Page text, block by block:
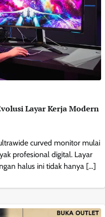
Layar Kerja Modern
curved monitor mulai
profesional digital. Layar
halus ini tidak hanya […]